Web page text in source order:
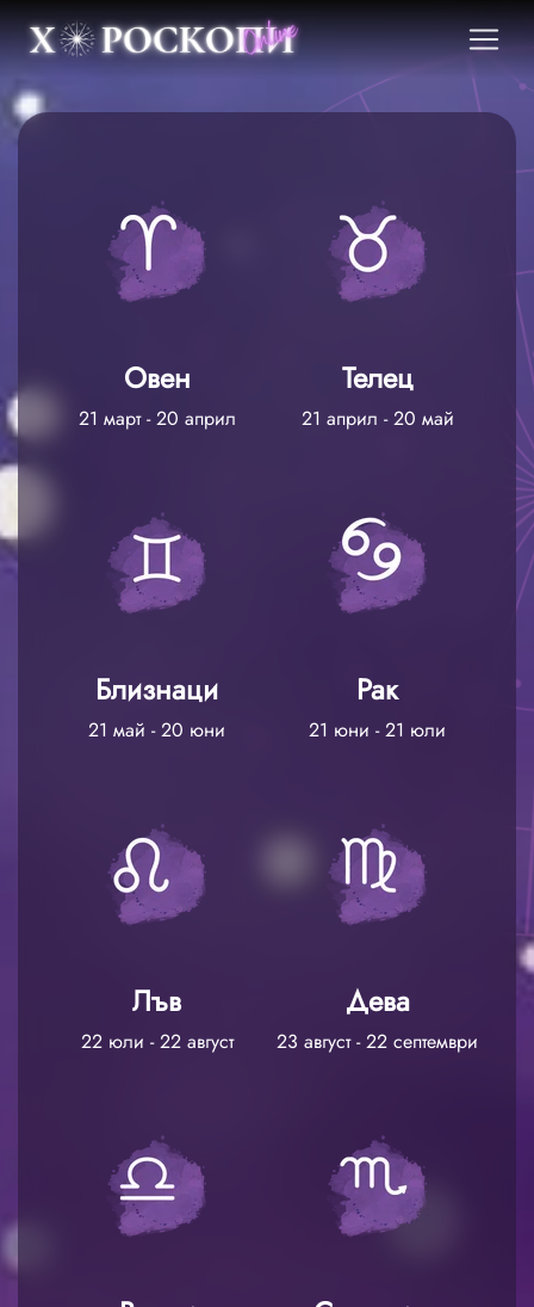
Овен
21 март - 20 април
Телец
21 април - 20 май
Близнаци
21 май - 20 юни
Рак
21 юни - 21 юли
Лъв
22 юли - 22 август
Дева
23 август - 22 септември